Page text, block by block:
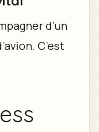
d’un
C’est